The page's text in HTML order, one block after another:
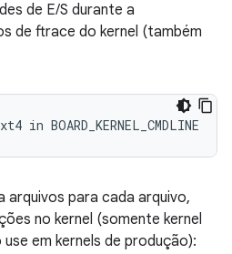
de E/S durante a
de ftrace do kernel (também
BOARD_KERNEL_CMDLINE
arquivos para cada arquivo,
no kernel (somente kernel
em kernels de produção):